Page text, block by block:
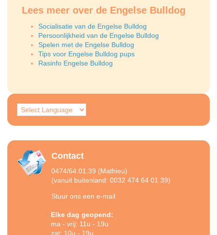
Lees meer over de Engelse Bulldog
Socialisatie van de Engelse Bulldog
Persoonlijkheid van de Engelse Bulldog
Spelen met de Engelse Bulldog
Tips voor Engelse Bulldog pups
Rasinfo Engelse Bulldog
Contact
0474/64.01.39 (Mathieu)
(vanuit buitenland: 0032 474 64 01 39)
Stuur ons een e-mail
Elke dag geopend:
ma - vrij: 11u - 19u
zat: 10u - 19u